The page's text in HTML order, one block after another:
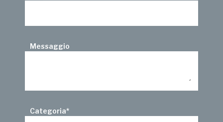
Messaggio
Categoria*